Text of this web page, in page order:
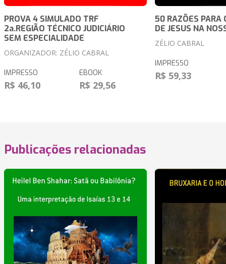
PROVA 4 SIMULADO TRF
2a.REGIÃO TÉCNICO JUDICIÁRIO
SEM ESPECIALIDADE
ORGANIZADOR: ZÉLIO CABRAL
IMPRESSO
R$ 46,10
EBOOK
R$ 29,56
50 RAZÕES PARA
DE JESUS NA
ZÉLIO CABRAL
IMPRESSO
R$ 59,33
Publicações relacionadas